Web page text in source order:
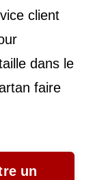
client
dans le
faire
un